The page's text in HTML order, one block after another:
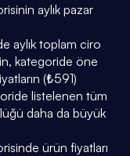
aylık pazar
aylık toplam ciro
kategoride öne
(₺591)
listelenen tüm
daha da büyük
ürün fiyatları